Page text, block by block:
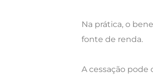
Na prática, o
fonte de renda.
A cessação